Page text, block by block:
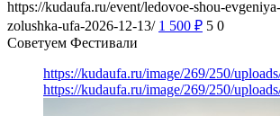
https://kudaufa.ru/event/ledovoe-shou-
zolushka-ufa-2026-12-13/ 1 500 ₽ 5 0
Советуем Фестивали
https://kudaufa.ru/image/269/250/
https://kudaufa.ru/image/269/250/